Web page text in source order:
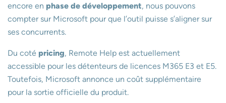
encore en phase de développement, nous pouvons
compter sur Microsoft pour que l’outil puisse s’aligner sur
ses concurrents.
Du coté pricing, Remote Help est actuellement
accessible pour les détenteurs de licences M365 E3 et E5.
Toutefois, Microsoft annonce un coût supplémentaire
pour la sortie officielle du produit.